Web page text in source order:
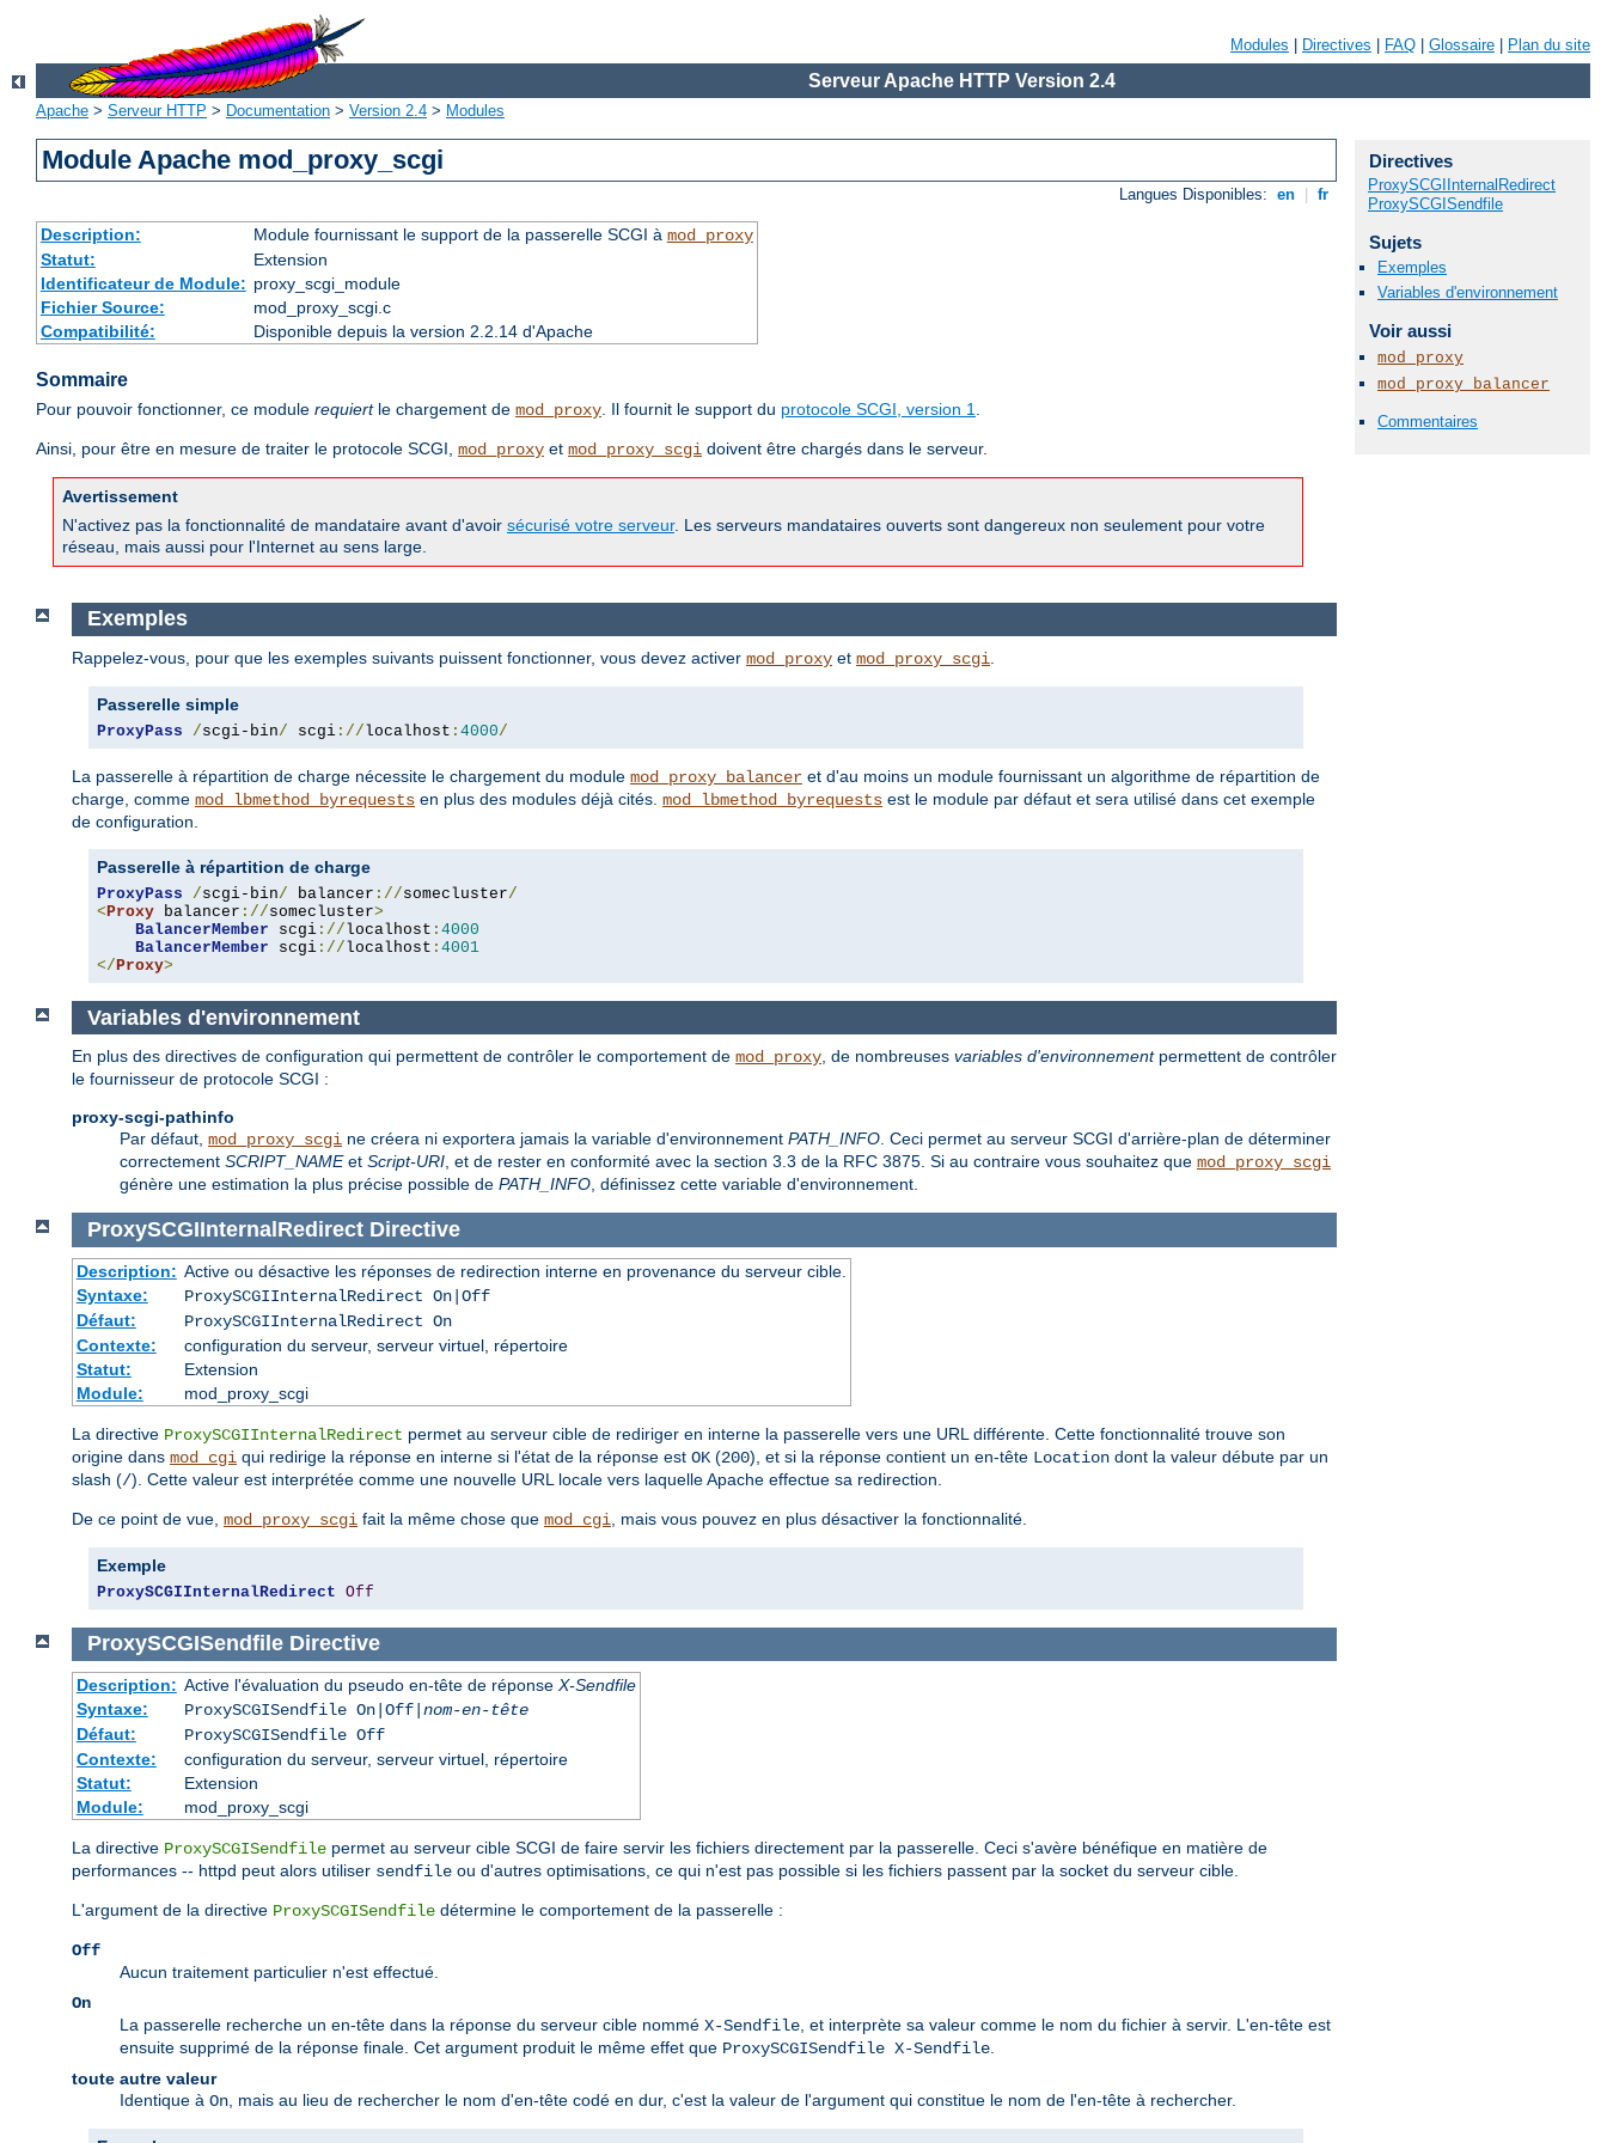
Modules Directives FAQ Glossaire Plan du site
Serveur Apache HTTP Version 2.4
Apache > Serveur HTTP > Documentation > Version 2.4 > Modules
Module Apache mod_proxy_scgi
Langues Disponibles: en fr
Description: Module fournissant le support de la passerelle SCGI à mod_proxy
Statut:
Extension
Identificateur de Module: proxy_scgi_module
Fichier Source:
mod_proxy_scgi.c
Compatibilité:
Disponible depuis la version 2.2.14 d'Apache
Sommaire
Pour pouvoir fonctionner, ce module requiertle chargement de mod_proxy. Il fournit le support du protocole SCGI, version 1.
Ainsi, pour être en mesure de traiter le protocole SCGI, mod_proxy et mod_proxy_scgi doivent être chargés dans le serveur.
Avertissement
N'activez pas la fonctionnalité de mandataire avant d'avoir sécurisé votre serveur. Les serveurs mandataires ouverts sont dangereux non seulement pour votre
réseau, mais aussi pour l'Internet au sens large.
Directives
ProxySCGIInternalRedirect
ProxySCGISendfile
Sujets
Exemples
Variables d'environnement
Voir aussi
mod_proxy
mod_proxy_balancer
Commentaires
Exemples
Rappelez-vous, pour que les exemples suivants puissent fonctionner, vous devez activer mod_proxy et mod_proxy_scgi
Passerelle simple
ProxyPass /scgi-bin/ scgi ://localhost : 4000/
La passerelle à répartition de charge nécessite le chargement du module mod_proxy_balancer et d'au moins un module fournissant un algorithme de répartition de
charge, comme mod_lbmethod_byrequests en plus des modules déjà cités. mod_lbmethod_byrequests est le module par défaut et sera utilisé dans cet exemple
de configuration.
Passerelle à répartition de charge
ProxyPass /scgi-bin/ balancer ://somecluster/
< Proxy balancer ://somecluster>
BalancerMember scgi ://localhost : 4000
BalancerMember scgi ://localhost : 4001
</ Proxy>
Variables d'environnement
En plus des directives de configuration qui permettent de contrôler le comportement de mod_proxy, de nombreuses variables d'environnementpermettent de contrôler
le fournisseur de protocole SCGI :
proxy-scgi-pathinfo
Par défaut, mod_proxy_scgi ne créera ni exportera jamais la variable d'environnement PATH_INFO. Ceci permet au serveur SCGI d'arrière-plan de déterminer
correctement SCRIPT_NAMEet Script-URI, et de rester en conformité avec la section 3.3 de la RFC 3875. Si au contraire vous souhaitez que mod_proxy_scgi
génère une estimation la plus précise possible de PATH_INFO, définissez cette variable d'environnement.
ProxySCGIInternalRedirect Directive
Description: Active ou désactive les réponses de redirection interne en provenance du serveur cible.
Syntaxe:
ProxySCGIInternalRedirect On|Off
Défaut:
ProxySCGIInternalRedirect On
Contexte:
configuration du serveur, serveur virtuel, répertoire
Statut:
Extension
Module:
mod_proxy_scgi
La directive ProxySCGIInternalRedirect permet au serveur cible de rediriger en interne la passerelle vers une URL différente. Cette fonctionnalité trouve son
origine dans mod_cgi qui redirige la réponse en interne si l'état de la réponse est OK (200), et si la réponse contient un en-tête Location dont la valeur débute par un
slash (/). Cette valeur est interprétée comme une nouvelle URL locale vers laquelle Apache effectue sa redirection.
De ce point de vue, mod_proxy_scgi fait la même chose que mod_cgi , mais vous pouvez en plus désactiver la fonctionnalité.
Exemple
ProxySCGIInternalRedirect Off
ProxySCGISendfile Directive
Description: Active l'évaluation du pseudo en-tête de réponse X-Sendfile
Syntaxe:
ProxySCGISendfile On|Off| nom-en-tête
Défaut:
ProxySCGISendfile Off
Contexte:
configuration du serveur, serveur virtuel, répertoire
Statut:
Extension
Module:
mod_proxy_scgi
La directive ProxySCGISendfile permet au serveur cible SCGI de faire servir les fichiers directement par la passerelle. Ceci s'avère bénéfique en matière de
performances -- httpd peut alors utiliser sendfile ou d'autres optimisations, ce qui n'est pas possible si les fichiers passent par la socket du serveur cible.
L'argument de la directive ProxySCGISendfile détermine le comportement de la passerelle :
Off
Aucun traitement particulier n'est effectué.
On
La passerelle recherche un en-tête dans la réponse du serveur cible nommé X-Sendfile , et interprète sa valeur comme le nom du fichier à servir. L'en-tête est
ensuite supprimé de la réponse finale. Cet argument produit le même effet que ProxySCGISendfile X-Sendfile
toute autre valeur
Identique à On , mais au lieu de rechercher le nom d'en-tête codé en dur, c'est la valeur de l'argument qui constitue le nom de l'en-tête à rechercher.